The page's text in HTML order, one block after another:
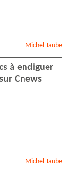
Michel Taube
à endiguer
Cnews
Michel Taube